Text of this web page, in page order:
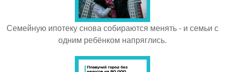
Семейную ипотеку снова собираются менять - и семьи с
одним ребёнком напряглись.